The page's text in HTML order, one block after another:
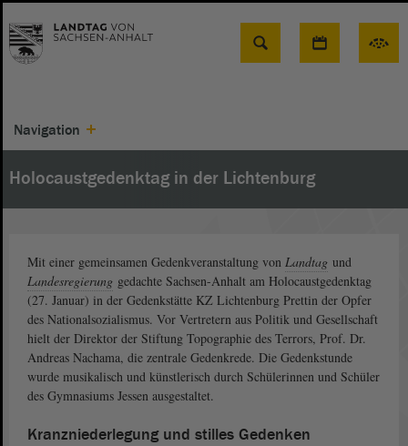
Suche
Navigation
Holocaustgedenktag in der Lichtenburg
Mit einer gemeinsamen Gedenkveranstaltung von Landtag und
Landesregierung gedachte Sachsen-Anhalt am Holocaustgedenktag
(27. Januar) in der Gedenkstätte KZ Lichtenburg Prettin der Opfer
des Nationalsozialismus. Vor Vertretern aus Politik und Gesellschaft
hielt der Direktor der Stiftung Topographie des Terrors, Prof. Dr.
Andreas Nachama, die zentrale Gedenkrede. Die Gedenkstunde
wurde musikalisch und künstlerisch durch Schülerinnen und Schüler
des Gymnasiums Jessen ausgestaltet.
Kranzniederlegung und stilles Gedenken